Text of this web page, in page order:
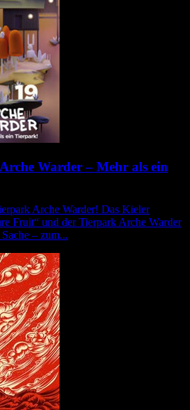
Warder – Mehr als ein
Arche Warder! Das Kieler
Fruit“ und der Tierpark Arche Warder
– zum...